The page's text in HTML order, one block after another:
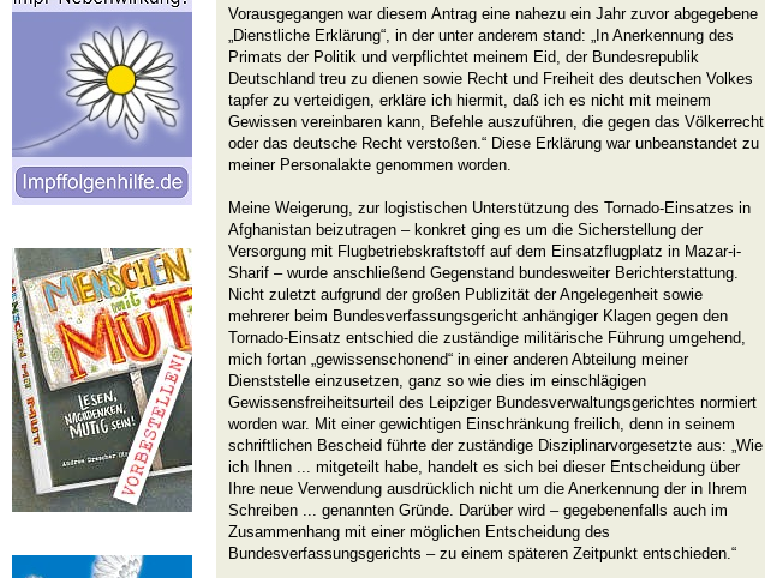
Vorausgegangen war diesem Antrag eine nahezu ein Jahr zuvor abgegebene
„Dienstliche Erklärung“, in der unter anderem stand: „In Anerkennung des
Primats der Politik und verpflichtet meinem Eid, der Bundesrepublik
Deutschland treu zu dienen sowie Recht und Freiheit des deutschen Volkes
tapfer zu verteidigen, erkläre ich hiermit, daß ich es nicht mit meinem
Gewissen vereinbaren kann, Befehle auszuführen, die gegen das Völkerrecht
oder das deutsche Recht verstoßen.“ Diese Erklärung war unbeanstandet zu
meiner Personalakte genommen worden.
Meine Weigerung, zur logistischen Unterstützung des Tornado-Einsatzes in
Afghanistan beizutragen – konkret ging es um die Sicherstellung der
Versorgung mit Flugbetriebskraftstoff auf dem Einsatzflugplatz in Mazar-i-
Sharif – wurde anschließend Gegenstand bundesweiter Berichterstattung.
Nicht zuletzt aufgrund der großen Publizität der Angelegenheit sowie
mehrerer beim Bundesverfassungsgericht anhängiger Klagen gegen den
Tornado-Einsatz entschied die zuständige militärische Führung umgehend,
mich fortan „gewissenschonend“ in einer anderen Abteilung meiner
Dienststelle einzusetzen, ganz so wie dies im einschlägigen
Gewissensfreiheitsurteil des Leipziger Bundesverwaltungsgerichtes normiert
worden war. Mit einer gewichtigen Einschränkung freilich, denn in seinem
schriftlichen Bescheid führte der zuständige Disziplinarvorgesetzte aus: „Wie
ich Ihnen ... mitgeteilt habe, handelt es sich bei dieser Entscheidung über
Ihre neue Verwendung ausdrücklich nicht um die Anerkennung der in Ihrem
Schreiben ... genannten Gründe. Darüber wird – gegebenenfalls auch im
Zusammenhang mit einer möglichen Entscheidung des
Bundesverfassungsgerichts – zu einem späteren Zeitpunkt entschieden.“